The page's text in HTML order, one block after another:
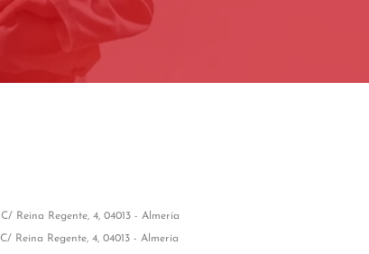
Reina Regente, 4, 04013 - Almería
Reina Regente, 4, 04013 - Almería